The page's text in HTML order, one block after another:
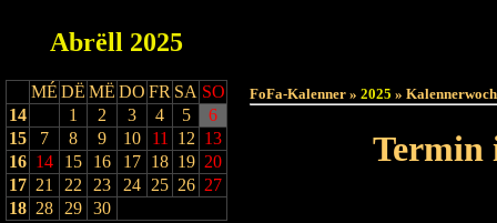
Abrëll 2025
MÉ DË MË DO FR SA SO
14
1 2 3 4 5
6
15
7 8 9 10 11 12 13
16 14 15 16 17 18 19 20
17 21 22 23 24 25 26 27
18 28 29 30
FoFa-Kalenner » 2025 »
Termin